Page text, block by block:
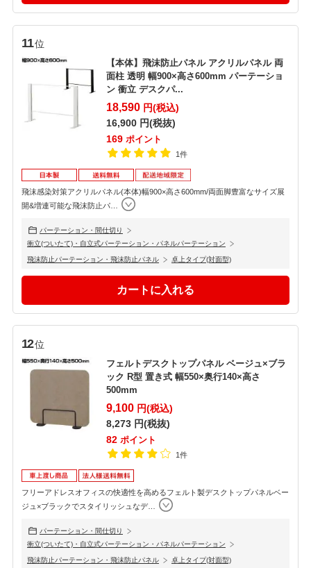
11位
【本体】飛沫防止パネル アクリルパネル 両
面柱 透明 幅900×高さ600mm パーテーショ
ン 衝立 デスクパ...
18,590円(税込)
16,900円(税抜)
169 ポイント
1件
飛沫感染対策アクリルパネル(本体)幅900×高さ600mm/両面脚豊富なサイズ展
開&増連可能な飛沫防止パ
パーテーション・間仕切り
衝立(ついたて)・自立式パーテーション・パネルパーテーション
飛沫防止パーテーション・飛沫防止パネル 卓上タイプ(対面型)
12位
フェルトデスクトップパネル ベージュ×ブラ
ック R型 置き式 幅550×奥行140×高さ
500mm
9,100円(税込)
8,273円(税抜)
82 ポイント
1件
フリーアドレスオフィスの快適性を高めるフェルト製デスクトップパネルベー
ジュ×ブラックでスタイリッシュなデ
パーテーション・間仕切り
衝立(ついたて)・自立式パーテーション・パネルパーテーション
飛沫防止パーテーション・飛沫防止パネル 卓上タイプ(対面型)